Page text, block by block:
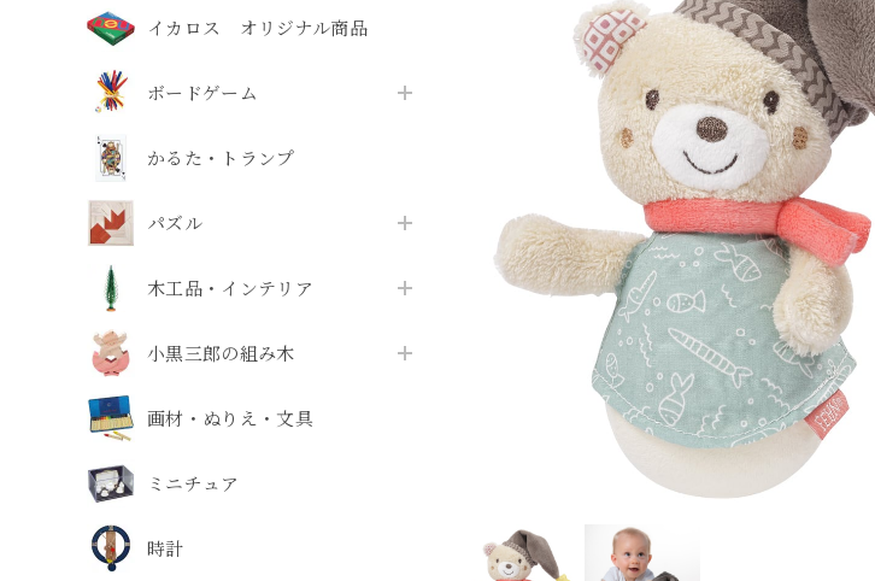
イカロス オリジナル商品
ボードゲーム
かるた・トランプ
パズル
木工品・インテリア
小黒三郎の組み木
画材・ぬりえ・文具
ミニチュア
時計